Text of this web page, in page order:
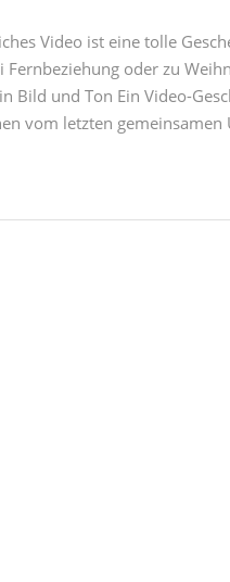
Video ist eine tolle
Fernbeziehung oder zu
Bild und Ton Ein Video-
vom letzten